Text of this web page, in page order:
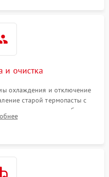
и очистка
охлаждения и отключение
старой термопасты с
и термопрокладок с банок
платы от пыли и окислов.